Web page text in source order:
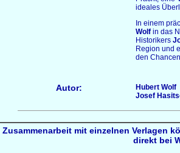
ideales
In einem
Wolf in das
Historikers
Region und
den
Autor:
Hubert Wolf
Josef
Zusammenarbeit mit einzelnen Verlagen
direkt bei